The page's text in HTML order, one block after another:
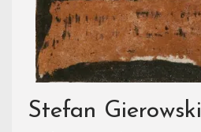
Stefan Gierowski